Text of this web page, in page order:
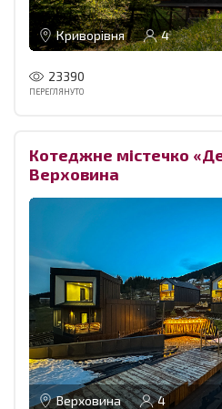
Криворівня 4
23390
ПЕРЕГЛЯНУТО
Котеджне містечко
Верховина
Верховина 4